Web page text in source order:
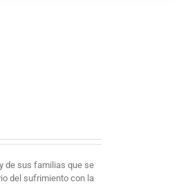
de sus familias que se
del sufrimiento con la